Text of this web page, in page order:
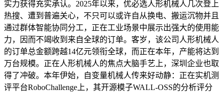
实力获得充实承认。2025年以来，优必选人形机械人几次登上
热搜、遭到普遍关心，不只可以或许自从换电、搬运沉物并且
通过群体智能协同分工，正在工业场景中展示出强大的使用能
力，因而不竭收到来自全球的订单。客岁，该公司人形机械人
的订单总金额跨越14亿元领衔全球，而正在本年，产能将达到
万台规模。正在人形机械人的焦点大脑手艺上，深圳企业也取
得了冲破。本年伊始，自变量机械人传来好动静：正在实机测
评平台RoboChallenge上，其开源模子WALL-OSS的分析评分